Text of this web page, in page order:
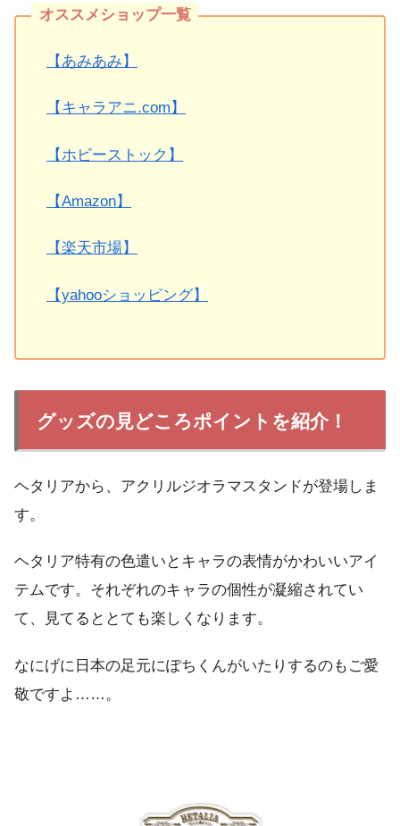
【あみあみ】
【キャラアニ.com】
【ホビーストック】
【Amazon】
【楽天市場】
【yahooショッピング】
グッズの見どころポイントを紹介！
ヘタリアから、アクリルジオラマスタンドが登場しま
す。
ヘタリア特有の色遣いとキャラの表情がかわいいアイ
テムです。それぞれのキャラの個性が凝縮されてい
て、見てるととても楽しくなります。
なにげに日本の足元にぽちくんがいたりするのもご愛
敬ですよ……。